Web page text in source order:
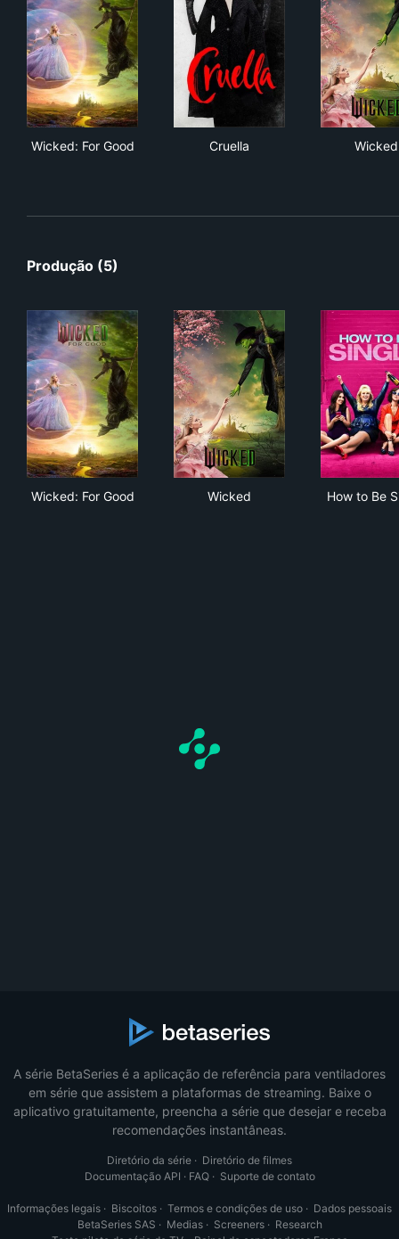
Wicked: For Good Cruella Wicked
Produção (5)
Wicked: For Good Wicked How to Be
A série BetaSeries é a aplicação de referência para ventiladores
em série que assistem a plataformas de streaming. Baixe o
aplicativo gratuitamente, preencha a série que desejar e receba
recomendações instantâneas.
Diretório da série · Diretório de filmes
Documentação API · FAQ· Suporte de contato
Informações legais · Biscoitos · Termos e condições de uso · Dados pessoais
BetaSeries SAS · Medias· Screeners· Research